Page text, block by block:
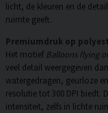
licht, de kleuren en de
ruimte geeft.
Premiumdruk op
Het motief Balloons flying
veel detail weergegeven
watergedragen, geurloze
resolutie tot 300 DPI biedt.
intensiteit, zelfs in lichte